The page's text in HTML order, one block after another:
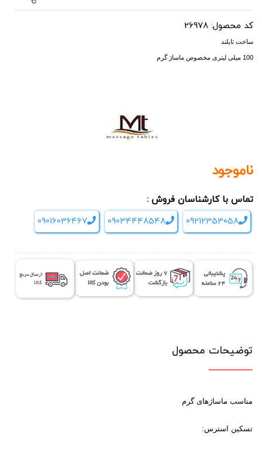
کد محصول: 26978
ساخت تایلند
100 میلی لیتری مخصوص ماساژ گرم
ناموجود
تماس با کارشناسان فروش :
09212353058
09034448548
09016036467
توضیحات محصول
مناسب ماساژهای گرم
تسکین استرس: